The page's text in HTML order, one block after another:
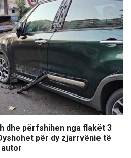
dhe përfshihen nga flakët 3
për dy zjarrvënie të